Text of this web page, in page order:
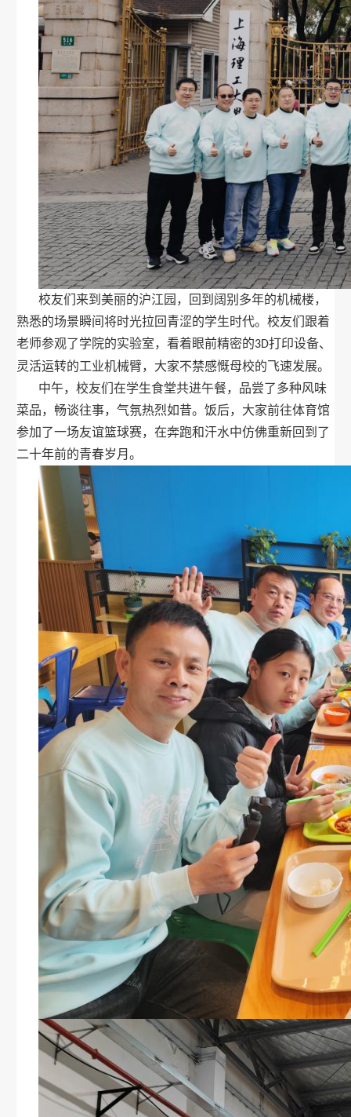
校友们 来到美丽的沪江园，回到阔别多年的机械楼，
熟悉的场景瞬间将时光拉回青涩的学生时代。 校友们跟着
老师参观了学院的实验室，看着眼前精密的3D打印设备、
灵活运转的工业机械臂，大家不禁感慨母校的飞速发展。
中午，校友们在学生食堂共进午餐，品尝了多种风味
菜品，畅谈往事，气氛热烈如昔。饭后，大家前往体育馆
参加了一场友谊篮球赛，在奔跑和汗水中仿佛重新回到了
二十年前的青春岁月。